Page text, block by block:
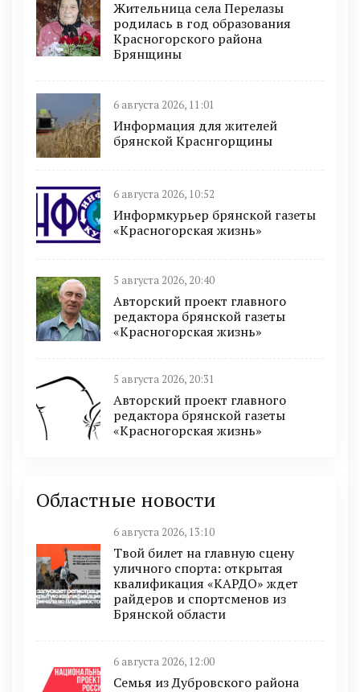
Жительница села Перелазы
родилась в год образования
Красногорского района
Брянщины
6 августа 2026, 11:01
Информация для жителей
брянской Краснгорщины
6 августа 2026, 10:52
Информкурьер брянской газеты
«Красногорская жизнь»
5 августа 2026, 20:40
Авторский проект главного
редактора брянской газеты
«Красногорская жизнь»
5 августа 2026, 20:31
Авторский проект главного
редактора брянской газеты
«Красногорская жизнь»
Областные новости
6 августа 2026, 13:10
Твой билет на главную сцену
уличного спорта: открытая
квалификация «КАРДО» ждет
райдеров и спортсменов из
Брянской области
6 августа 2026, 12:00
Семья из Дубровского района